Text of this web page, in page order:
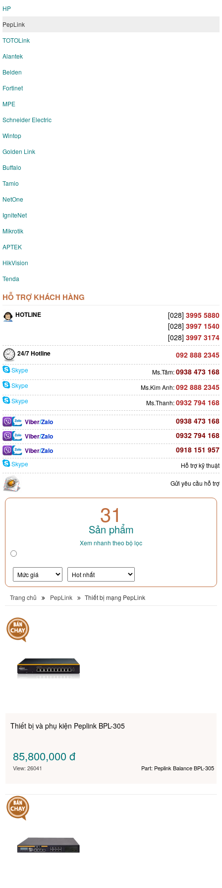
HP
PepLink
TOTOLink
Alantek
Belden
Fortinet
MPE
Schneider Electric
Wintop
Golden Link
Buffalo
Tamio
NetOne
IgniteNet
Mikrotik
APTEK
HikVision
Tenda
HỖ TRỢ KHÁCH HÀNG
HOTLINE [028] 3995 5880
[028] 3997 1540
[028] 3997 3174
24/7 Hotline 092 888 2345
Skype Ms.Tâm:0938 473 168
Skype Ms.Kim Anh:092 888 2345
Skype Ms.Thanh:0932 794 168
Viber/Zalo 0938 473 168
Viber/Zalo 0932 794 168
Viber/Zalo 0918 151 957
Skype Hỗ trợ kỹ thuật
Gửi yêu cầu hỗ trợ
31
Sản phẩm
Xem nhanh theo bộ lọc
Trang chủ PepLink Thiết bị mạng PepLink
Thiết bị và phụ kiện Peplink BPL-305
85,800,000đ
View: 26041 Part: Peplink Balance BPL-305